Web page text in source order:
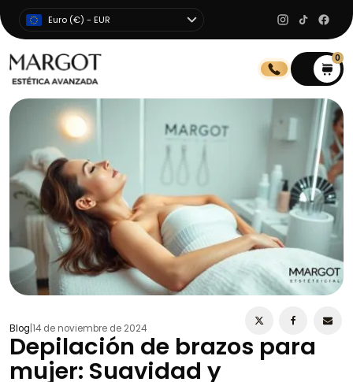
Euro (€) - EUR
0
Blog 14 de noviembre de 2024
Depilación de brazos para
mujer: Suavidad y